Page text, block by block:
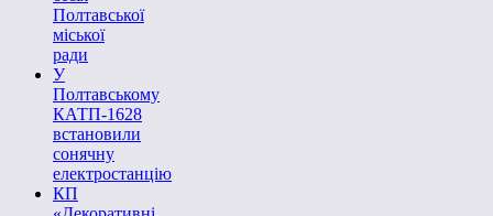
Полтавської
міської
ради
У
Полтавському
КАТП-1628
встановили
сонячну
електростанцію
КП